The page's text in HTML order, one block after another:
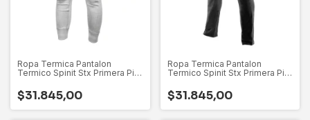
Ropa Termica Pantalon
Termico Spinit Stx Primera Piel
$31.845,00
Ropa Termica Pantalon
Termico Spinit Stx Primera Piel
$31.845,00